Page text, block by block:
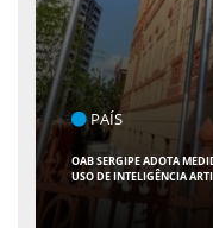
POLÍTICA
FLÁVIO CONFIRMA 47